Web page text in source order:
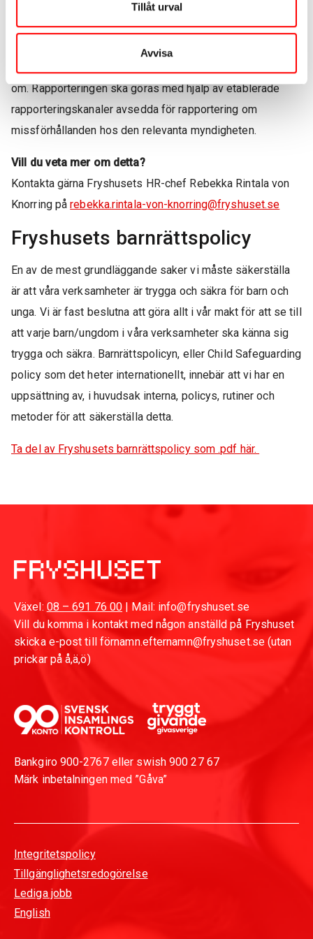
Tillåt urval
Avvisa
missförhållanden direkt till särskilt utvalda svenska
myndigheter (extern rapportering) utan risk för
repressalier. Vilken myndighet du ska rapportera till beror
om. Rapporteringen ska göras med hjälp av etablerade
rapporteringskanaler avsedda för rapportering om
missförhållanden hos den relevanta myndigheten.
Vill du veta mer om detta?
Kontakta gärna Fryshusets HR-chef Rebekka Rintala von
Knorring pårebekka.rintala-von-knorring@fryshuset.se
Fryshusets barnrättspolicy
En av de mest grundläggande saker vi måste säkerställa
är att våra verksamheter är trygga och säkra för barn och
unga. Vi är fast beslutna att göra allt i vår makt för att se till
att varje barn/ungdom i våra verksamheter ska känna sig
trygga och säkra. Barnrättspolicyn, eller Child Safeguarding
policy som det heter internationellt, innebär att vi har en
uppsättning av, i huvudsak interna, policys, rutiner och
metoder för att säkerställa detta.
Ta del av Fryshusets barnrättspolicy som .pdf här.
Växel: 08 – 691 76 00 | Mail: info@fryshuset.se
Vill du komma i kontakt med någon anställd på Fryshuset
skicka e-post till förnamn.efternamn@fryshuset.se (utan
prickar på å,ä,ö)
Bankgiro 900-2767 eller swish 900 27 67
Märk inbetalningen med ”Gåva”
Integritetspolicy
Tillgänglighetsredogörelse
Lediga jobb
English